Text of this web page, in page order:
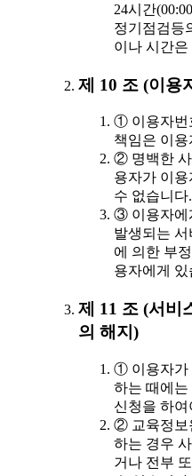
24시간
정기점검등
이나 시간
제 10 조 (이용
① 이용자번
책임은 이
② 명백한 사
용자가 이
수 없습니다.
③ 이용자에
발생되는
에 의한 부
용자에게 있
제 11 조 (서비
의 해지)
① 이용자가
하는 때에는
신청을 하여
② 교육정보
하는 경우
거나 전부